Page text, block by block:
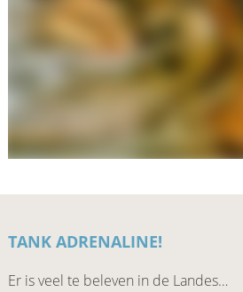
TANK ADRENALINE!
Er is veel te beleven in de Landes…